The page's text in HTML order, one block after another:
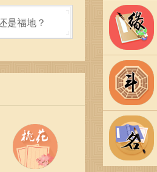
把握机会，平
是福地？